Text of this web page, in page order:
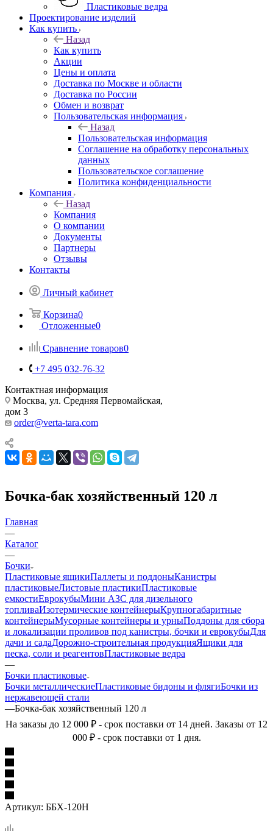
Пластиковые ведра
Проектирование изделий
Как купить
Назад
Как купить
Акции
Цены и оплата
Доставка по Москве и области
Доставка по России
Обмен и возврат
Пользовательская информация
Назад
Пользовательская информация
Соглашение на обработку персональных
данных
Пользовательское соглашение
Политика конфиденциальности
Компания
Назад
Компания
О компании
Документы
Партнеры
Отзывы
Контакты
Личный кабинет
Корзина0
Отложенные0
Сравнение товаров0
+7 495 032-76-32
Контактная информация
Москва, ул. Средняя Первомайская,
дом 3
order@verta-tara.com
Бочка-бак хозяйственный 120 л
Главная
—
Каталог
—
Бочки
Пластиковые ящикиПаллеты и поддоныКанистры
пластиковыеЛистовые пластикиПластиковые
емкостиЕврокубыМини АЗС для дизельного
топливаИзотермические контейнерыКрупногабаритные
контейнерыМусорные контейнеры и урныПоддоны для сбора
и локализации проливов под канистры, бочки и еврокубыДля
дачи и садаДорожно-строительная продукцияЯщики для
песка, соли и реагентовПластиковые ведра
—
Бочки пластиковые
Бочки металлическиеПластиковые бидоны и флягиБочки из
нержавеющей стали
—Бочка-бак хозяйственный 120 л
На заказы до 12 000 ₽ - срок поставки от 14 дней. Заказы от 12
000 ₽ - срок поставки от 1 дня.
Артикул: ББХ-120Н